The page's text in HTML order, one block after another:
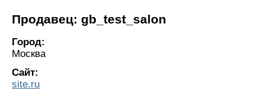
Продавец: gb_test_salon
Город:
Москва
Сайт:
site.ru